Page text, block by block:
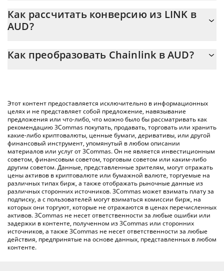
На данный момент 1 Chainlink равно 11.67 {toSymbol
Как рассчитать конверсию из LINK в
AUD?
цену конвертации LINK в AUD, просто введя сумму Chainlink в
Вы также можете использовать приведенную выше таблицу
цен Chainlink, чтобы проверить последние цены на Chainlink
в основных фиатных и криптовалютах.
Как преобразовать Chainlink в AUD?
Этот контент предоставляется исключительно в информационных
целях и не представляет собой предложение, навязывание
предложения или что-либо, что можно было бы рассматривать как
рекомендацию 3Commas покупать, продавать, торговать или хранить
какие-либо криптовалюты, ценные бумаги, деривативы, или другой
финансовый инструмент, упомянутый в любом описании
материалов или услуг от 3Commas. Он не является инвестиционным
советом, финансовым советом, торговым советом или каким-либо
другим советом. Данные, представленные зрителям, могут отражать
цены активов в криптовалюте или бумажной валюте, торгуемые на
различных типах бирж, а также отображать рыночные данные из
различных сторонних источников. 3Commas может взимать плату за
подписку, а с пользователей могут взиматься комиссии бирж, на
которых они торгуют, которые не отражаются в ценах перечисленных
активов. 3Commas не несет ответственности за любые ошибки или
задержки в контенте, полученном из 3Commas или сторонних
источников, а также 3Commas не несет ответственности за любые
действия, предпринятые на основе данных, представленных в любом
контенте.